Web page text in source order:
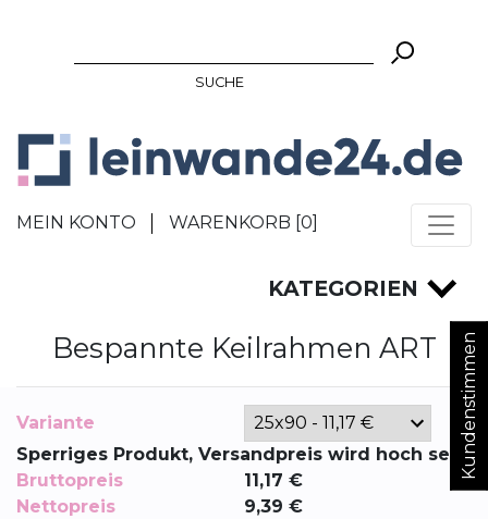
SUCHE
MEIN KONTO WARENKORB [0]
Kundenstimmen
KATEGORIEN
Bespannte Keilrahmen ART
Variante
Sperriges Produkt, Versandpreis wird hoch sein
Bruttopreis
11,17 €
Nettopreis
9,39 €